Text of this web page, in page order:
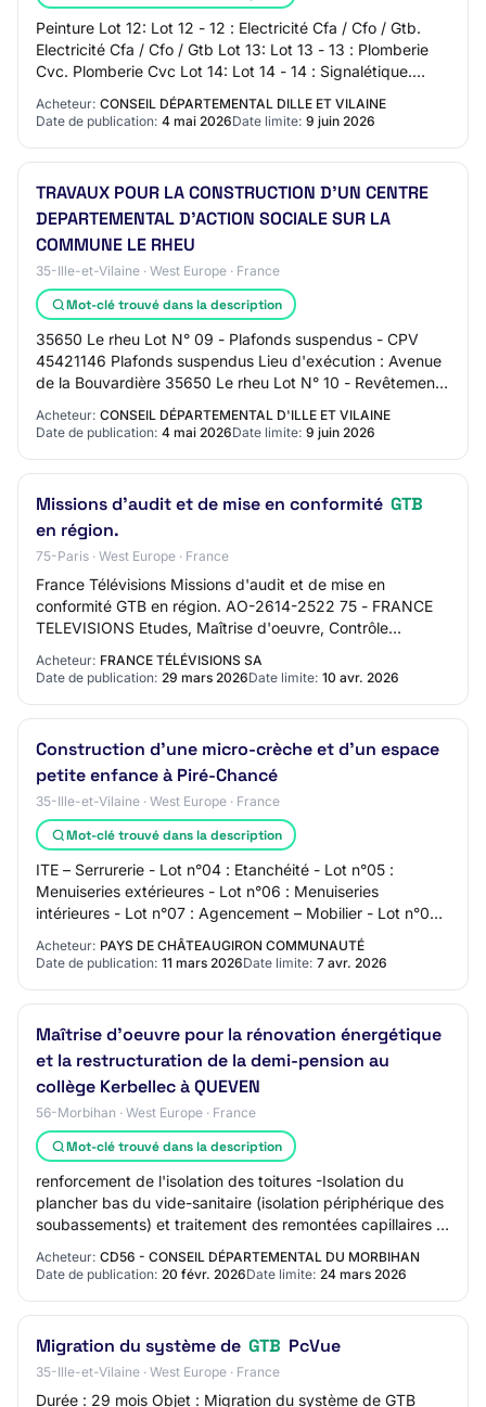
Peinture Lot 12: Lot 12 - 12 : Electricité Cfa / Cfo / Gtb.
Electricité Cfa / Cfo / Gtb Lot 13: Lot 13 - 13 : Plomberie
Cvc. Plomberie Cvc Lot 14: Lot 14 - 14 : Signalétique.
Signalétique Lot 15: Lot…
Acheteur: CONSEIL DÉPARTEMENTAL DILLE ET VILAINE
Date de publication: 4 mai 2026Date limite: 9 juin 2026
TRAVAUX POUR LA CONSTRUCTION D'UN CENTRE
DEPARTEMENTAL D'ACTION SOCIALE SUR LA
COMMUNE LE RHEU
35-Ille-et-Vilaine · West Europe · France
Mot-clé trouvé dans la description
35650 Le rheu Lot N° 09 - Plafonds suspendus - CPV
45421146 Plafonds suspendus Lieu d'exécution : Avenue
de la Bouvardière 35650 Le rheu Lot N° 10 - Revêtements
de sols - CPV 45432100 Revêtements de…
Acheteur: CONSEIL DÉPARTEMENTAL D'ILLE ET VILAINE
Date de publication: 4 mai 2026Date limite: 9 juin 2026
Missions d'audit et de mise en conformité GTB
en région.
75-Paris · West Europe · France
France Télévisions Missions d'audit et de mise en
conformité GTB en région. AO-2614-2522 75 - FRANCE
TELEVISIONS Etudes, Maîtrise d'oeuvre, Contrôle
Procédure adaptée Mise en ligne : 29/03/2026 Limit…
Acheteur: FRANCE TÉLÉVISIONS SA
Date de publication: 29 mars 2026Date limite: 10 avr. 2026
Construction d’une micro-crèche et d’un espace
petite enfance à Piré-Chancé
35-Ille-et-Vilaine · West Europe · France
Mot-clé trouvé dans la description
ITE – Serrurerie - Lot n°04 : Etanchéité - Lot n°05 :
Menuiseries extérieures - Lot n°06 : Menuiseries
intérieures - Lot n°07 : Agencement – Mobilier - Lot n°08 :
Cloisons sèches – Isolation - Lot n°…
Acheteur: PAYS DE CHÂTEAUGIRON COMMUNAUTÉ
Date de publication: 11 mars 2026Date limite: 7 avr. 2026
Maîtrise d'oeuvre pour la rénovation énergétique
et la restructuration de la demi-pension au
collège Kerbellec à QUEVEN
56-Morbihan · West Europe · France
Mot-clé trouvé dans la description
renforcement de l'isolation des toitures -Isolation du
plancher bas du vide-sanitaire (isolation périphérique des
soubassements) et traitement des remontées capillaires -
Remplacement des réseaux de c…
Acheteur: CD56 - CONSEIL DÉPARTEMENTAL DU MORBIHAN
Date de publication: 20 févr. 2026Date limite: 24 mars 2026
Migration du système de GTB PcVue
35-Ille-et-Vilaine · West Europe · France
Durée : 29 mois Objet : Migration du système de GTB